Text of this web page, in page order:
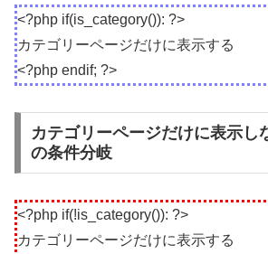
<?php if(is_category()): ?>
カテゴリーページだけに表示する
<?php endif; ?>
カテゴリーページだけに表示
の条件分岐
<?php if(!is_category()): ?>
カテゴリーページだけに表示する